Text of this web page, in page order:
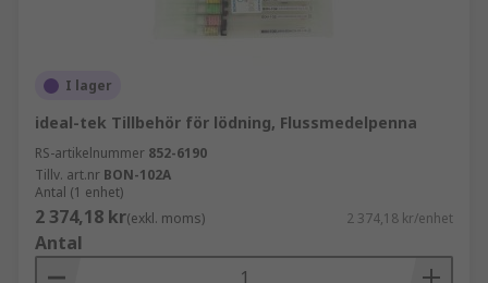
I lager
ideal-tek Tillbehör för lödning, Flussmedelpenna
RS-artikelnummer 852-6190
Tillv. art.nr BON-102A
Antal (1 enhet)
2 374,18 kr(exkl. moms) 2 374,18 kr/enhet
Antal